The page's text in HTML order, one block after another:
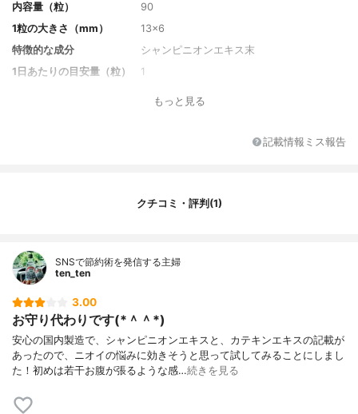
内容量（粒）
90
1粒の大きさ（mm）
13×6
特徴的な成分
シャンピニオンエキス末
1日あたりの目安量（粒）
1
もっと見る
記載情報ミス報告
クチコミ・評判(1)
SNSで節約術を発信する主婦
ten_ten
3.00
お守り代わりです(*＾＾*)
安心の国内製造で、シャンピニオンエキスと、カテキンエキスの記載が
あったので、ニオイの悩みに効きそうと思って試してみることにしまし
た！初めは若干お腹が張るような感…続きを見る